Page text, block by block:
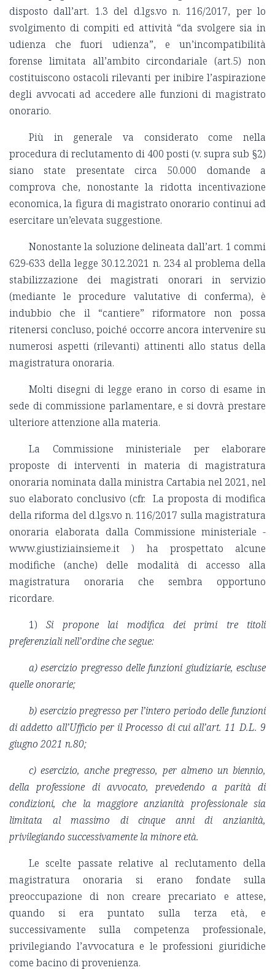
disposto dall’art. 1.3 del d.lgs.vo n. 116/2017, per lo
svolgimento di compiti ed attività “da svolgere sia in
udienza che fuori udienza”, e un’incompatibilità
forense limitata all’ambito circondariale (art.5) non
costituiscono ostacoli rilevanti per inibire l’aspirazione
degli avvocati ad accedere alle funzioni di magistrato
onorario.
Più in generale va considerato come nella
procedura di reclutamento di 400 posti (v. supra sub §2)
siano state presentate circa 50.000 domande a
comprova che, nonostante la ridotta incentivazione
economica, la figura di magistrato onorario continui ad
esercitare un’elevata suggestione.
Nonostante la soluzione delineata dall’art. 1 commi
629-633 della legge 30.12.2021 n. 234 al problema della
stabilizzazione dei magistrati onorari in servizio
(mediante le procedure valutative di conferma), è
indubbio che il “cantiere” riformatore non possa
ritenersi concluso, poiché occorre ancora intervenire su
numerosi aspetti (rilevanti) attinenti allo status della
magistratura onoraria.
Molti disegni di legge erano in corso di esame in
sede di commissione parlamentare, e si dovrà prestare
ulteriore attenzione alla materia.
La Commissione ministeriale per elaborare
proposte di interventi in materia di magistratura
onoraria nominata dalla ministra Cartabia nel 2021, nel
suo elaborato conclusivo (cfr. La proposta di modifica
della riforma del d.lgs.vo n. 116/2017 sulla magistratura
onoraria elaborata dalla Commissione ministeriale -
www.giustiziainsieme.it ) ha prospettato alcune
modifiche (anche) delle modalità di accesso alla
magistratura onoraria che sembra opportuno
ricordare.
1) Si propone lai modifica dei primi tre titoli
preferenziali nell’ordine che segue:
a) esercizio pregresso delle funzioni giudiziarie, escluse
quelle onorarie;
b) esercizio pregresso per l’intero periodo delle funzioni
di addetto all’Ufficio per il Processo di cui all’art. 11 D.L. 9
giugno 2021 n.80;
c) esercizio, anche pregresso, per almeno un biennio,
della professione di avvocato, prevedendo a parità di
condizioni, che la maggiore anzianità professionale sia
limitata al massimo di cinque anni di anzianità,
privilegiando successivamente la minore età.
Le scelte passate relative al reclutamento della
magistratura onoraria si erano fondate sulla
preoccupazione di non creare precariato e attese,
quando si era puntato sulla terza età, e
successivamente sulla competenza professionale,
privilegiando l’avvocatura e le professioni giuridiche
come bacino di provenienza.